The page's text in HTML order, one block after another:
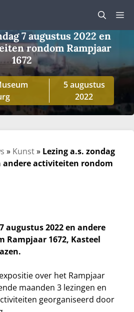
7 augustus 2022 en
rondom Rampjaar
1672
5 augustus
2022
» Kunst» Lezing a.s. zondag
andere activiteiten rondom
augustus 2022 en andere
1672, Kasteel
over het Rampjaar
maanden 3 lezingen en
georganiseerd door